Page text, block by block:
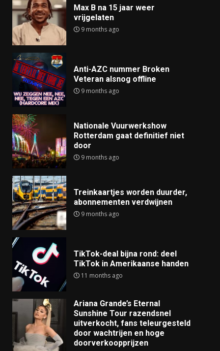
Max B na 15 jaar weer
vrijgelaten
9 months ago
Anti-AZC nummer Broken
Veteran alsnog offline
9 months ago
Nationale Vuurwerkshow
Rotterdam gaat definitief niet
door
9 months ago
Treinkaartjes worden duurder,
abonnementen verdwijnen
9 months ago
TikTok-deal bijna rond: deel
TikTok in Amerikaanse handen
11 months ago
Ariana Grande’s Eternal
Sunshine Tour razendsnel
uitverkocht, fans teleurgesteld
door wachtrijen en hoge
doorverkoopprijzen